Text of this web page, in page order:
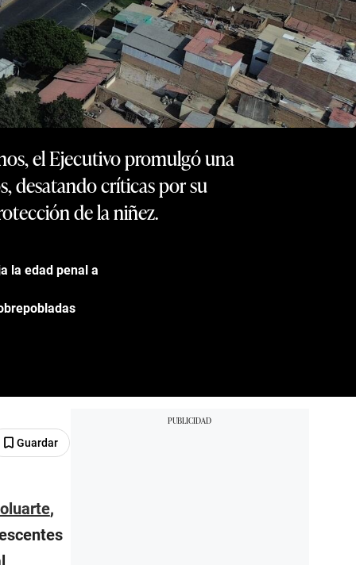
el Ejecutivo promulgó una
desatando críticas por su
de la niñez.
la edad penal a
Guardar
,